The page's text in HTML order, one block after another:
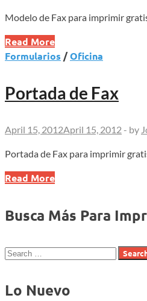
Modelo de Fax para imprimir
Modelo
de
Read More
Formularios /Oficina
Portada de Fax
April 15, 2012April 15, 2012 - by
Portada de Fax para imprimir
Portada
Read More
Busca Más Para
Search
Lo Nuevo